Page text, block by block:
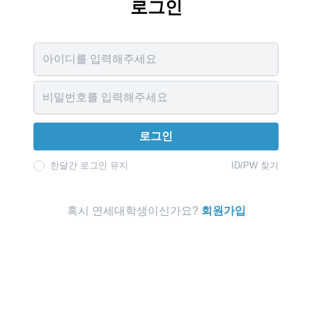
로그인
로그인
한달간 로그인 유지 ID/PW 찾기
혹시 연세대학생이신가요? 회원가입